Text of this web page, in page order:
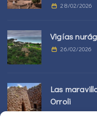
28/02/2026
Vigías
26/02/2026
Las
Orroli
24/02/2026